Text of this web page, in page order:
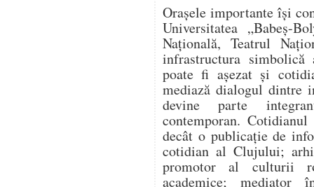
Orașele importante își
Universitatea „Babeș-
Națională, Teatrul
infrastructura
poate fi așezat și
mediază dialogul dintre
devine parte
contemporan.
decât o publicație de
cotidian al Clujului;
promotor al culturii
academice; mediator